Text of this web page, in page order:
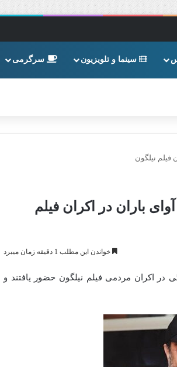
سینما و تلویزیون سرگرمی
نیلگون
باران در اکران فیلم
خواندن این مطلب 1 دقیقه زمان میبرد
در اکران مردمی فیلم نیلگون حضور یافتند و